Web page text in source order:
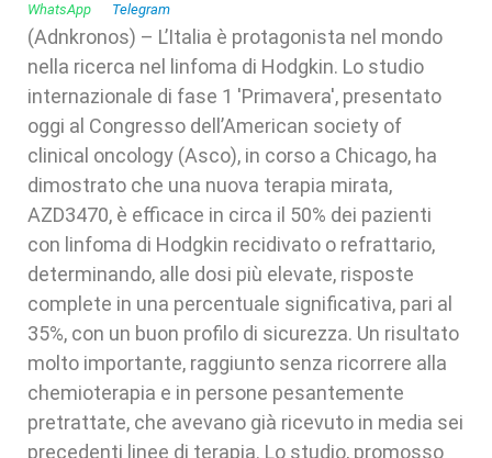
(Adnkronos) – L’Italia è protagonista nel mondo
nella ricerca nel linfoma di Hodgkin. Lo studio
internazionale di fase 1 'Primavera', presentato
oggi al Congresso dell’American society of
clinical oncology (Asco), in corso a Chicago, ha
dimostrato che una nuova terapia mirata,
AZD3470, è efficace in circa il 50% dei pazienti
con linfoma di Hodgkin recidivato o refrattario,
determinando, alle dosi più elevate, risposte
complete in una percentuale significativa, pari al
35%, con un buon profilo di sicurezza. Un risultato
molto importante, raggiunto senza ricorrere alla
chemioterapia e in persone pesantemente
pretrattate, che avevano già ricevuto in media sei
precedenti linee di terapia. Lo studio, promosso